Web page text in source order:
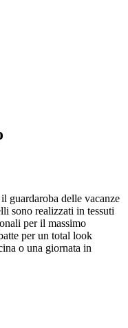
guardaroba delle vacanze
sono realizzati in tessuti
per il massimo
per un total look
o una giornata in